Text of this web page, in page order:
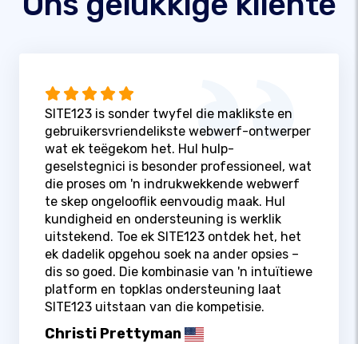
SITE123 is sonder twyfel die maklikste en
gebruikersvriendelikste webwerf-ontwerper
wat ek teëgekom het. Hul hulp-
geselstegnici is besonder professioneel, wat
die proses om 'n indrukwekkende webwerf
te skep ongelooflik eenvoudig maak. Hul
kundigheid en ondersteuning is werklik
uitstekend. Toe ek SITE123 ontdek het, het
ek dadelik opgehou soek na ander opsies –
dis so goed. Die kombinasie van 'n intuïtiewe
platform en topklas ondersteuning laat
SITE123 uitstaan ​​van die kompetisie.
Christi Prettyman